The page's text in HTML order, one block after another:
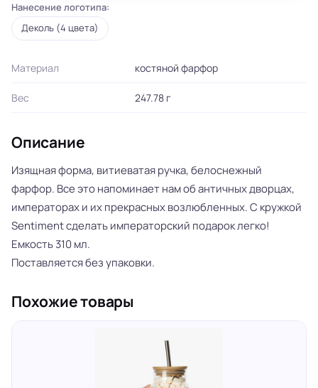
Нанесение логотипа:
Деколь (4 цвета)
Материал костяной фарфор
Вес 247.78 г
Описание
Изящная форма, витиеватая ручка, белоснежный
фарфор. Все это напоминает нам об античных дворцах,
императорах и их прекрасных возлюбленных. С кружкой
Sentiment cделать императорский подарок легко!
Емкость 310 мл.
Поставляется без упаковки.
Похожие товары